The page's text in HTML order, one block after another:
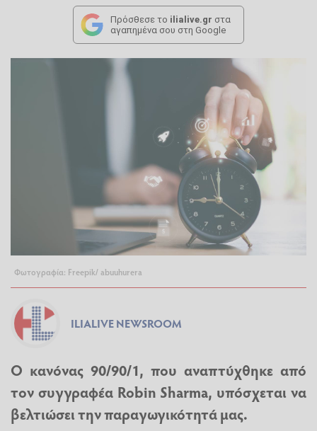
Πρόσθεσε το ilialive.gr στα
αγαπημένα σου στη Google
Φωτογραφία: Freepik/ abuuhurera
ILIALIVE NEWSROOM
Ο κανόνας 90/90/1, που αναπτύχθηκε από
τον συγγραφέα Robin Sharma, υπόσχεται να
βελτιώσει την παραγωγικότητά μας.